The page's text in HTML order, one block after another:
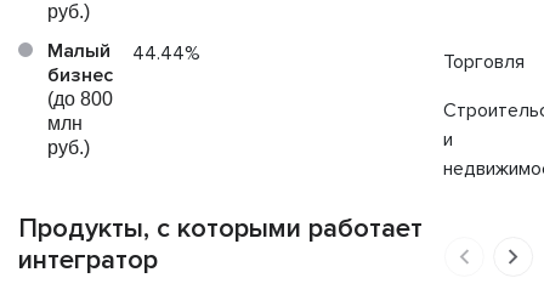
руб.)
Малый
бизнес
(до 800
млн
руб.)
44.44%
Торговля
и
Продукты, с которыми работает
интегратор